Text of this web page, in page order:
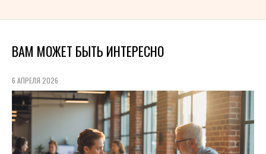
ВАМ МОЖЕТ БЫТЬ ИНТЕРЕСНО
6 АПРЕЛЯ 2026